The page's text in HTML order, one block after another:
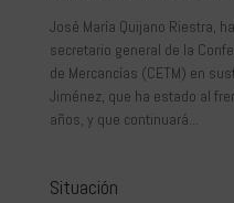
José María Quijano Riestra,
secretario general de la
de Mercancías (CETM) en
Jiménez, que ha estado al
años, y que continuará...
Situación